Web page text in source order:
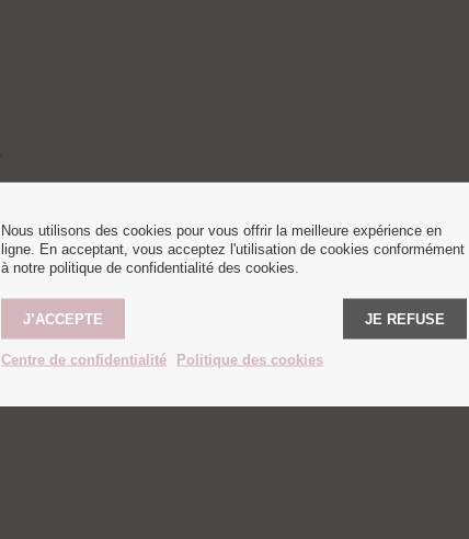
Nous utilisons des cookies pour vous offrir la meilleure expérience en
ligne. En acceptant, vous acceptez l'utilisation de cookies conformément
à notre politique de confidentialité des cookies.
J’ACCEPTE JE REFUSE
Centre de confidentialité Politique des cookies